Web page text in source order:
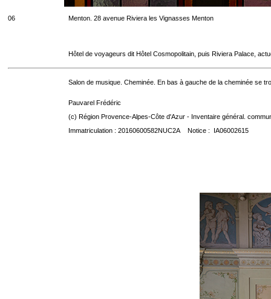
06 Menton. 28 avenue Riviera les Vignasses Menton
Hôtel de voyageurs dit Hôtel Cosmopolitain, puis Riviera Palace,
Salon de musique. Cheminée. En bas à gauche de la cheminée se
Pauvarel Frédéric
(c) Région Provence-Alpes-Côte d'Azur - Inventaire général.
Immatriculation : 20160600582NUC2A Notice : IA06002615